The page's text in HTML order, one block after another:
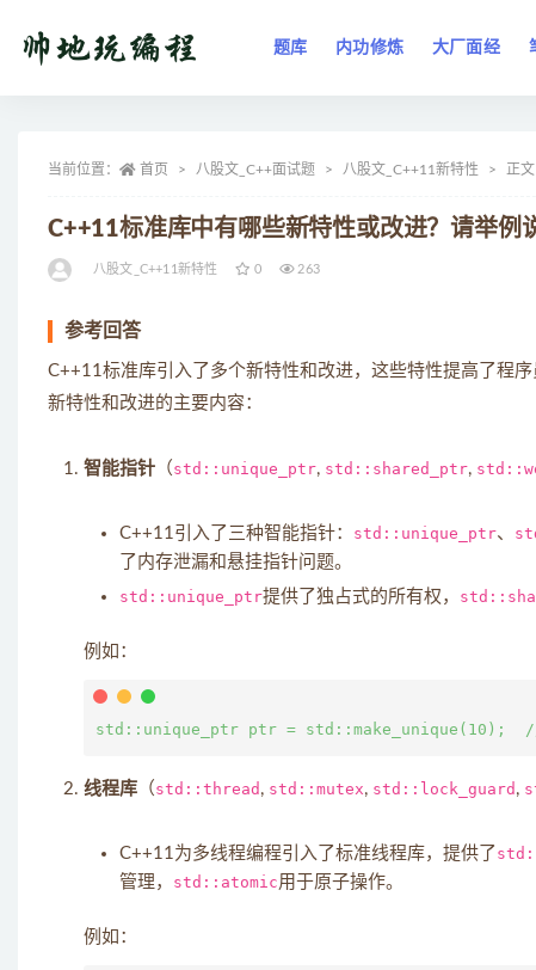
题库 内功修炼 大厂面经
当前位置： 首页 八股文_C++面试题 八股文_C++11新特性 正文
C++11标准库中有哪些新特性或改进？请举例
八股文_C++11新特性 0 263
参考回答
C++11标准库引入了多个新特性和改进，这些特性提高了程
新特性和改进的主要内容：
智能指针 （std::unique_ptr, std::shared_ptr,
C++11引入了三种智能指针： std::unique_ptr、
了内存泄漏和悬挂指针问题。
std::unique_ptr提供了独占式的所有权，
例如：
std::unique_ptr ptr = std::make_unique
线程库 （std::thread , std::mutex, std::lock_guard ,
C++11为多线程编程引入了标准线程库，提供了
管理， std::atomic用于原子操作。
例如：